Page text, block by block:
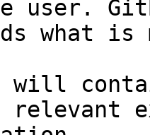
user.
what
will
relevant